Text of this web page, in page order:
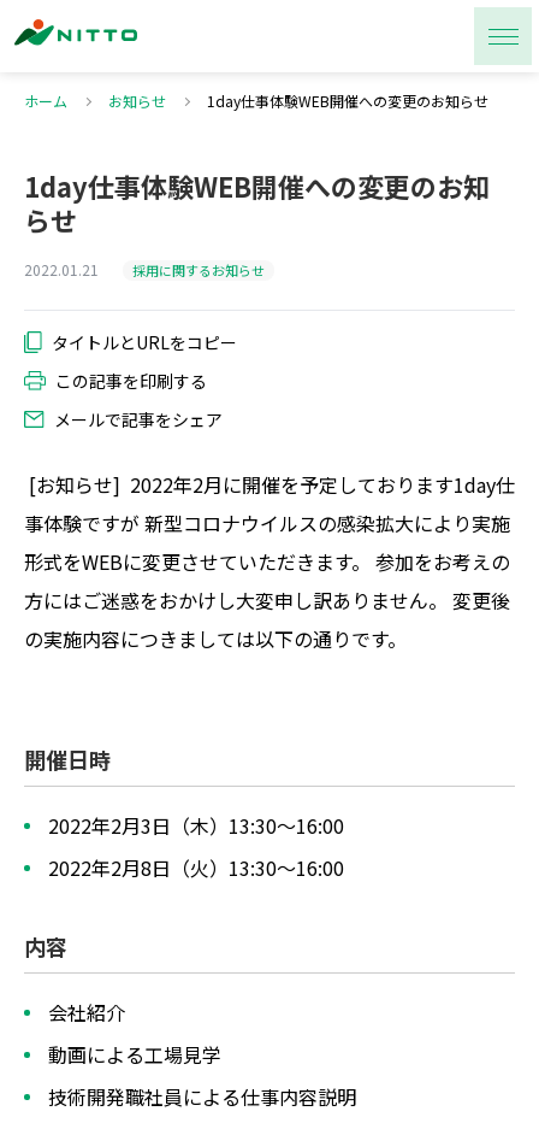
ホーム お知らせ 1day仕事体験WEB開催への変更のお知らせ
1day仕事体験WEB開催への変更のお知
らせ
2022.01.21 採用に関するお知らせ
この記事を印刷する
メールで記事をシェア
[お知らせ] 2022年2月に開催を予定しております1day仕
事体験ですが 新型コロナウイルスの感染拡大により実施
形式をWEBに変更させていただきます。 参加をお考えの
方にはご迷惑をおかけし大変申し訳ありません。 変更後
の実施内容につきましては以下の通りです。
開催日時
2022年2月3日（木）13:30～16:00
2022年2月8日（火）13:30～16:00
内容
会社紹介
動画による工場見学
技術開発職社員による仕事内容説明